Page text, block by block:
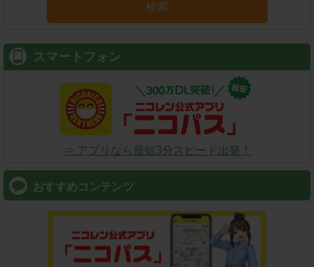
検索
スマートフォン
⇒ アプリなら最短3分スピード出発！
おすすめコンテンツ